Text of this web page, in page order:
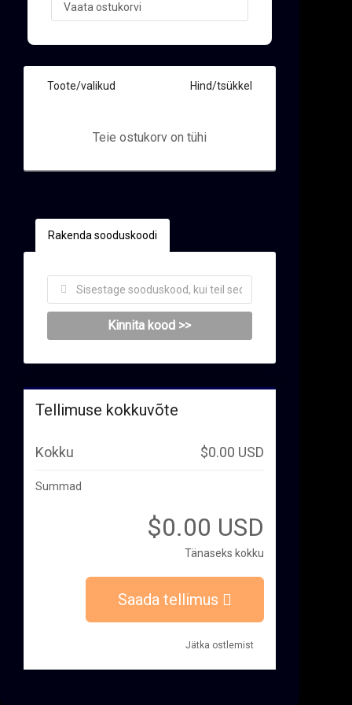
Toote/valikud Hind/tsükkel
Teie ostukorv on tühi
Rakenda sooduskoodi
Kinnita kood >>
Tellimuse kokkuvõte
Kokku $0.00 USD
Summad
$0.00 USD
Tänaseks kokku
Saada tellimus
Jätka ostlemist